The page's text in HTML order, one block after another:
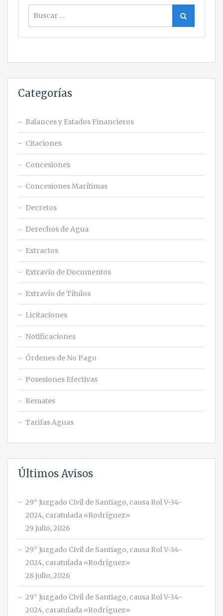
Buscar
Categorías
Balances y Estados Financieros
Citaciones
Concesiones
Concesiones Marítimas
Decretos
Derechos de Agua
Extractos
Extravío de Documentos
Extravío de Títulos
Licitaciones
Notificaciones
Órdenes de No Pago
Posesiones Efectivas
Remates
Tarifas Aguas
Últimos Avisos
29° Juzgado Civil de Santiago, causa Rol V-34-
2024, caratulada «Rodríguez»
29 julio, 2026
29° Juzgado Civil de Santiago, causa Rol V-34-
2024, caratulada «Rodríguez»
28 julio, 2026
29° Juzgado Civil de Santiago, causa Rol V-34-
2024, caratulada «Rodríguez»